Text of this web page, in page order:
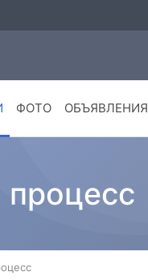
ФОТО ОБЪЯВЛЕНИЯ